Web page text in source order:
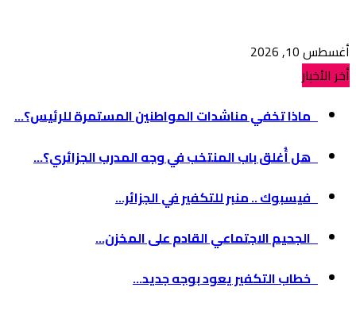
أغسطس 10, 2026
أخر الأخبار
ماذا تخفي مناشدات المواطنين المستمرة للرئيس؟...
هل أُغلق باب المنتخب في وجه المدرب الجزائري؟...
فيسبوك .. منبر للتكفير في الجزائر...
الجحيم الاجتماعي القادم على المخزن...
خطاب التكفير يعود بوجه جديد...